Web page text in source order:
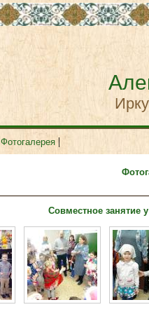
Фотогалерея |
Совместное занятие